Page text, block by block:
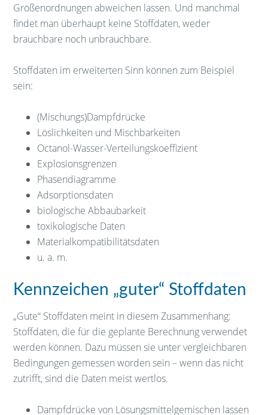
Größenordnungen abweichen lassen. Und manchmal
findet man überhaupt keine Stoffdaten, weder
brauchbare noch unbrauchbare.
Stoffdaten im erweiterten Sinn können zum Beispiel
sein:
(Mischungs)Dampfdrücke
Löslichkeiten und Mischbarkeiten
Octanol-Wasser-Verteilungskoeffizient
Explosionsgrenzen
Phasendiagramme
Adsorptionsdaten
biologische Abbaubarkeit
toxikologische Daten
Materialkompatibilitätsdaten
u. a. m.
Kennzeichen „guter“ Stoffdaten
„Gute“ Stoffdaten meint in diesem Zusammenhang:
Stoffdaten, die für die geplante Berechnung verwendet
werden können. Dazu müssen sie unter vergleichbaren
Bedingungen gemessen worden sein – wenn das nicht
zutrifft, sind die Daten meist wertlos.
Dampfdrücke von Lösungsmittelgemischen lassen